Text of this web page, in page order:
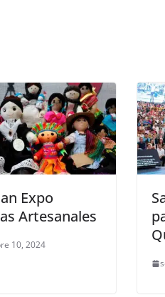
Expo
Artesanales
10, 2024